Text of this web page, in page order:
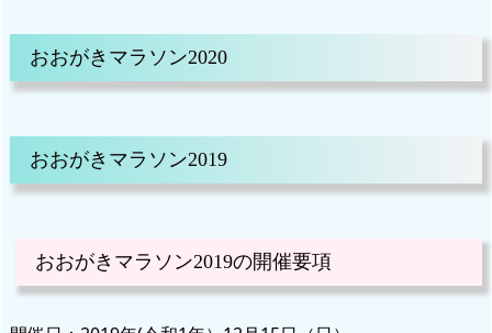
おおがきマラソン2020
おおがきマラソン2019
おおがきマラソン2019の開催要項